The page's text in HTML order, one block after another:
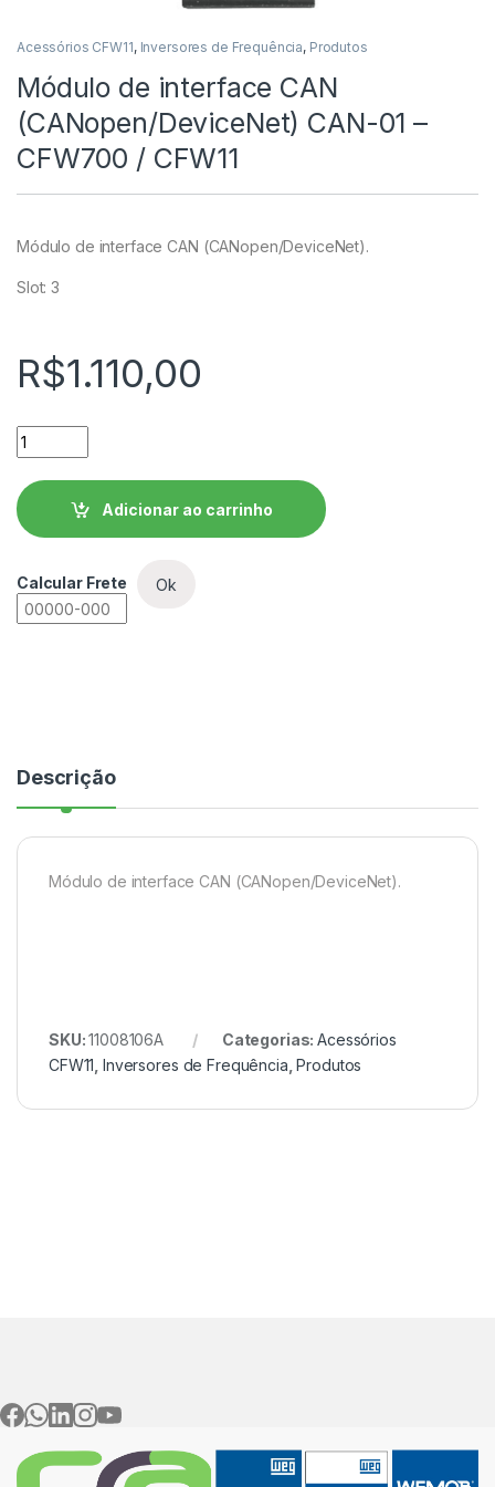
Acessórios CFW11, Inversores de Frequência, Produtos
Módulo de interface CAN
(CANopen/DeviceNet) CAN-01 –
CFW700 / CFW11
Módulo de interface CAN (CANopen/DeviceNet).
Slot: 3
R$1.110,00
Módulo de interface CAN (CANopen/DeviceNet) CAN-01 -
Adicionar ao carrinho
Calcular Frete Ok
Descrição
Módulo de interface CAN (CANopen/DeviceNet).
SKU:11008106A Categorias:Acessórios
CFW11 ,Inversores de Frequência ,Produtos